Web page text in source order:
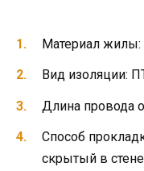
Материал
Вид изоляции:
Длина провода
Способ
скрытый в